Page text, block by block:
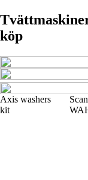
köp
Axis washers
kit